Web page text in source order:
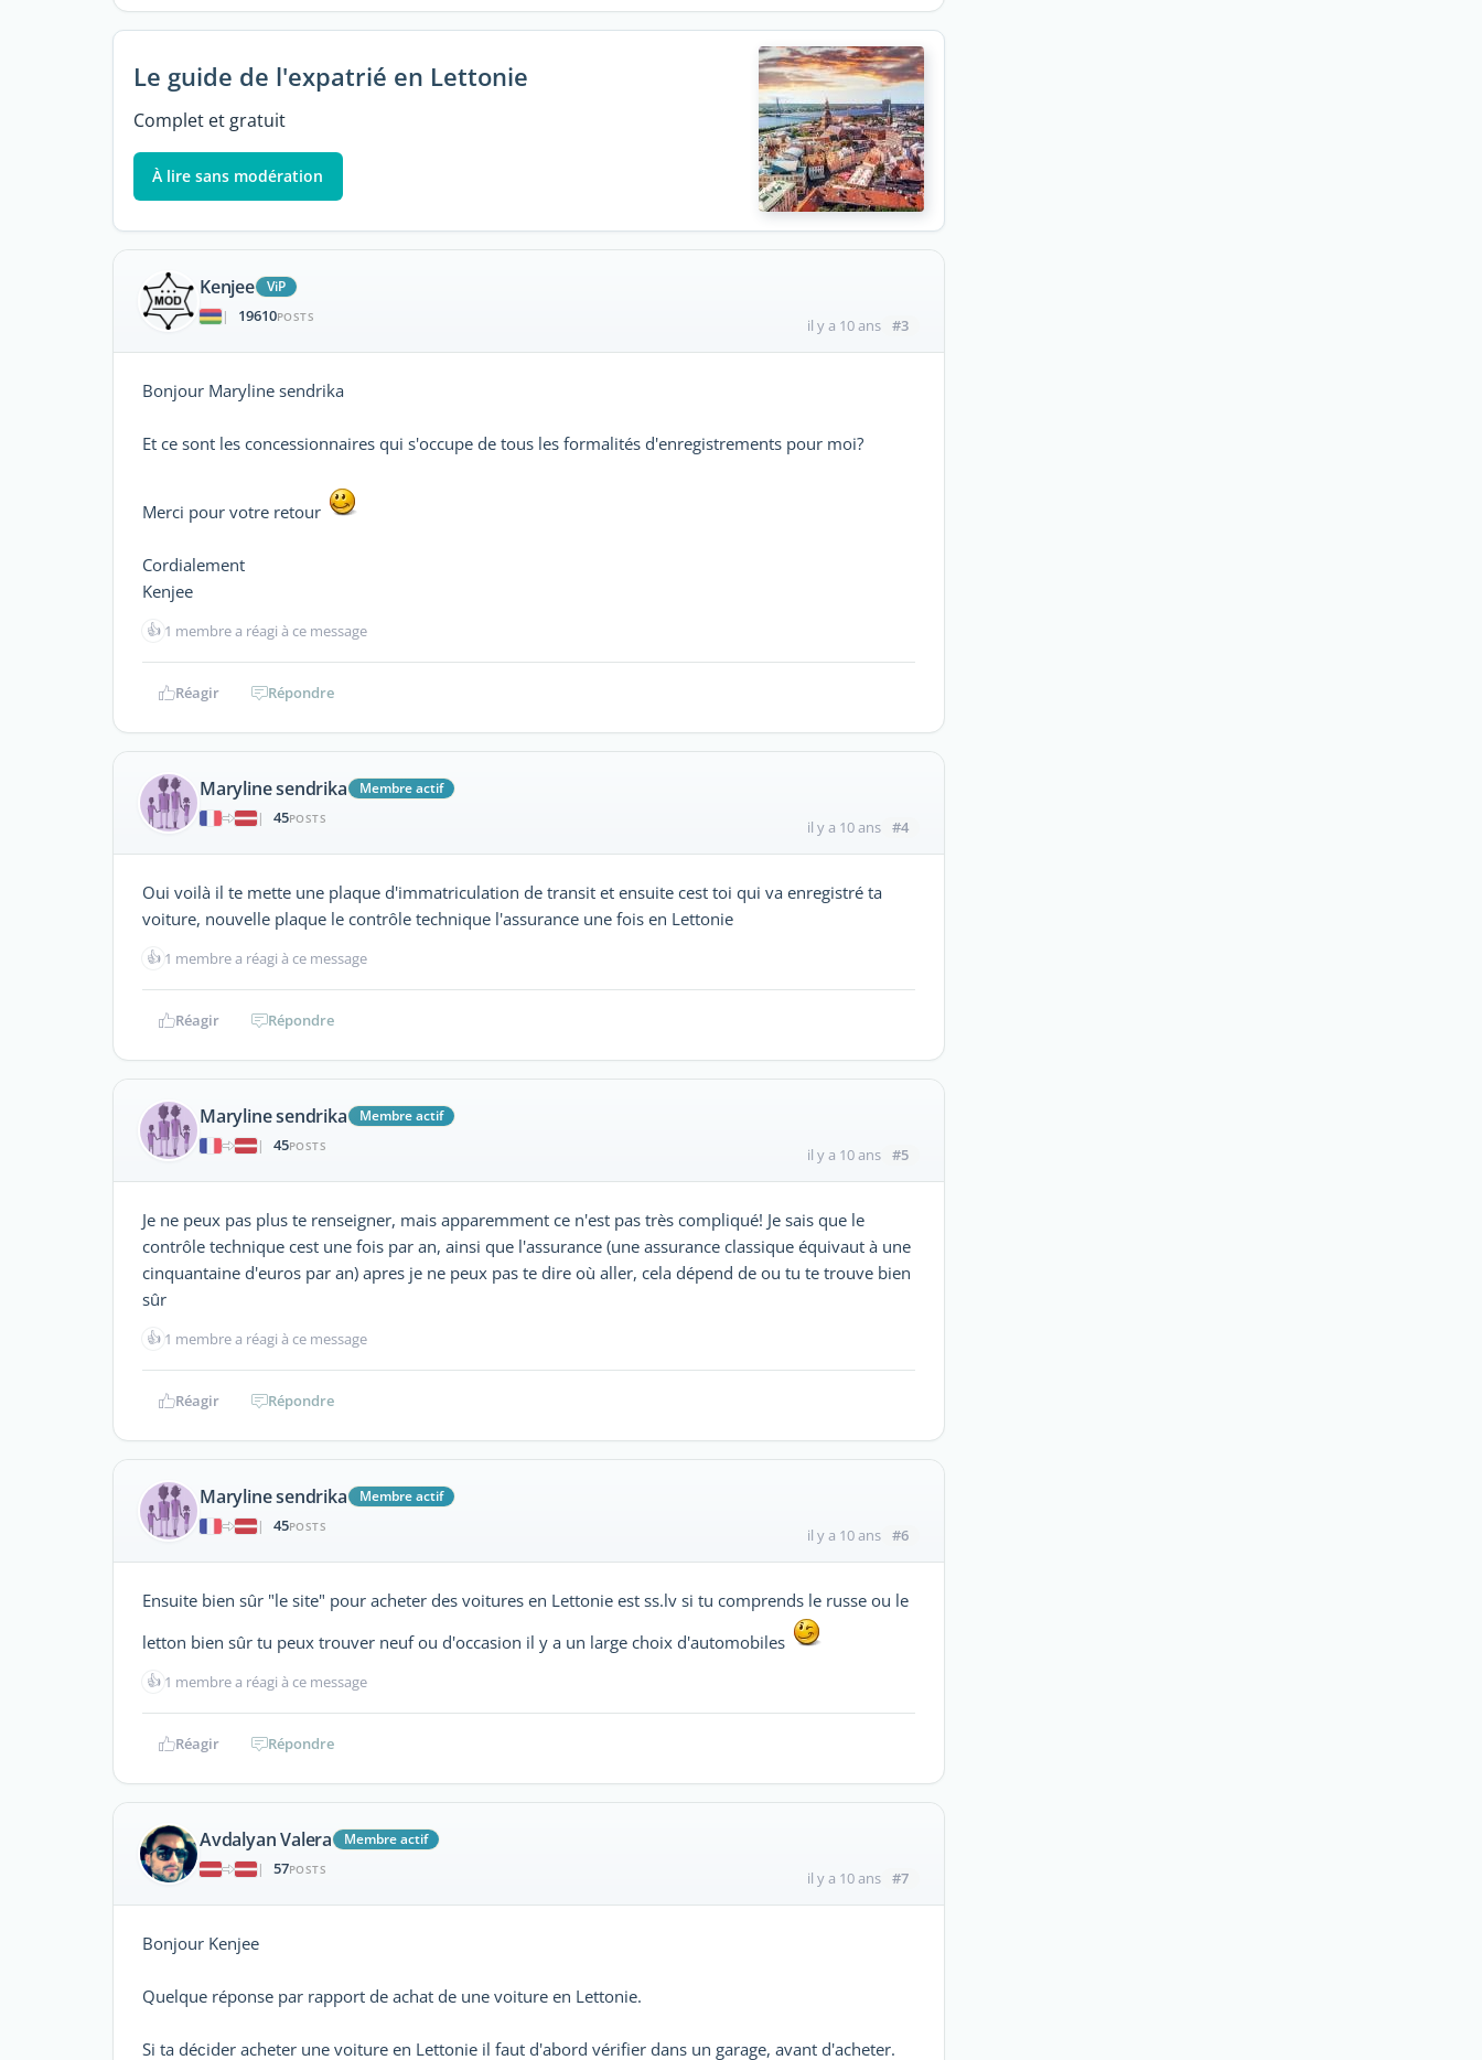
Le guide de l'expatrié en Lettonie
Complet et gratuit
À lire sans modération
Kenjee
ViP
|
19610POSTS il y a 10 ans #3
Bonjour Maryline sendrika
Et ce sont les concessionnaires qui s'occupe de tous les formalités d'enregistrements pour moi?
Merci pour votre retour
Cordialement
Kenjee
👍 1 membre a réagi à ce message
Réagir Répondre
Maryline sendrika
Membre actif
|
45POSTS il y a 10 ans #4
Oui voilà il te mette une plaque d'immatriculation de transit et ensuite cest toi qui va enregistré ta
voiture, nouvelle plaque le contrôle technique l'assurance une fois en Lettonie
👍 1 membre a réagi à ce message
Réagir Répondre
Maryline sendrika
Membre actif
|
45POSTS il y a 10 ans #5
Je ne peux pas plus te renseigner, mais apparemment ce n'est pas très compliqué! Je sais que le
contrôle technique cest une fois par an, ainsi que l'assurance (une assurance classique équivaut à une
cinquantaine d'euros par an) apres je ne peux pas te dire où aller, cela dépend de ou tu te trouve bien
sûr
👍 1 membre a réagi à ce message
Réagir Répondre
Maryline sendrika
Membre actif
|
45POSTS il y a 10 ans #6
Ensuite bien sûr "le site" pour acheter des voitures en Lettonie est ss.lv si tu comprends le russe ou le
letton bien sûr tu peux trouver neuf ou d'occasion il y a un large choix d'automobiles
👍 1 membre a réagi à ce message
Réagir Répondre
Avdalyan Valera
Membre actif
|
57POSTS il y a 10 ans #7
Bonjour Kenjee
Quelque réponse par rapport de achat de une voiture en Lettonie.
Si ta déсider acheter une voiture en Lettonie il faut d'abord vérifier dans un garage, avant d'acheter.